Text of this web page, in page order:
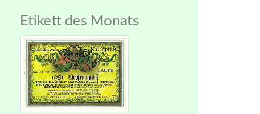
Etikett des Monats